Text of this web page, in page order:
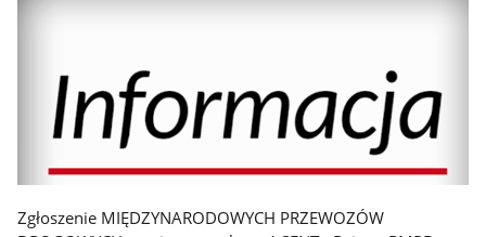
Zgłoszenie MIĘDZYNARODOWYCH PRZEWOZÓW